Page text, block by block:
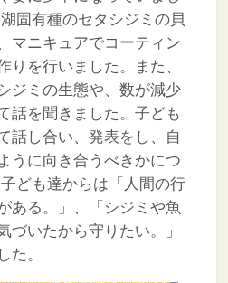
固有種のセタシジミの貝
マニキュアでコーティン
りを行いました。また、
ジミの生態や、数が減少
話を聞きました。子ども
話し合い、発表をし、自
うに向き合うべきかにつ
ども達からは「人間の行
ある。」、「シジミや魚
づいたから守りたい。」
た。